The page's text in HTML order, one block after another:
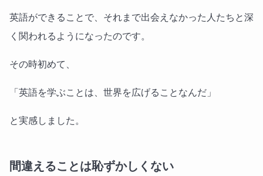
英語ができることで、それまで出会えなかった人たちと深
く関われるようになったのです。
その時初めて、
「英語を学ぶことは、世界を広げることなんだ」
と実感しました。
間違えることは恥ずかしくない